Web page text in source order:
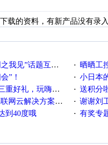
载的资料，有新产品没有录
互动获奖名单发布公告 · 晒晒工
”！ · 小日本
好礼，玩嗨夏日！ · 送积分啦！
解决方案实践及应用 · 谢谢刘
到40度哦 · 有奖专题讨